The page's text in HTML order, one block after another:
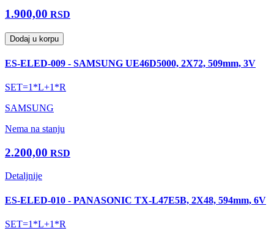
1.900,00 RSD
Dodaj u korpu
ES-ELED-009 - SAMSUNG UE46D5000, 2X72, 509mm, 3V
SET=1*L+1*R
SAMSUNG
Nema na stanju
2.200,00 RSD
Detaljnije
ES-ELED-010 - PANASONIC TX-L47E5B, 2X48, 594mm, 6V
SET=1*L+1*R